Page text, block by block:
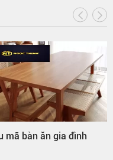
mã bàn ăn gia đình